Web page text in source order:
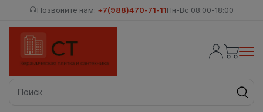
Позвоните нам: +7(988)470-71-11Пн-Вс 08:00-18:00